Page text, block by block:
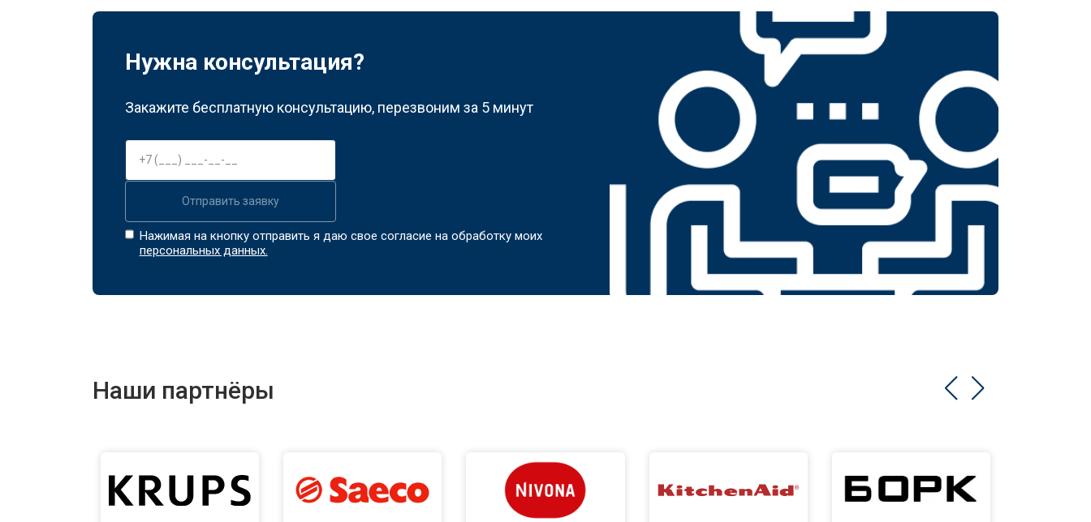
Нужна консультация?
Закажите бесплатную консультацию, перезвоним за 5 минут
Отправить заявку
Нажимая на кнопку отправить я даю свое согласие на обработку моих
персональных данных.
Наши партнёры